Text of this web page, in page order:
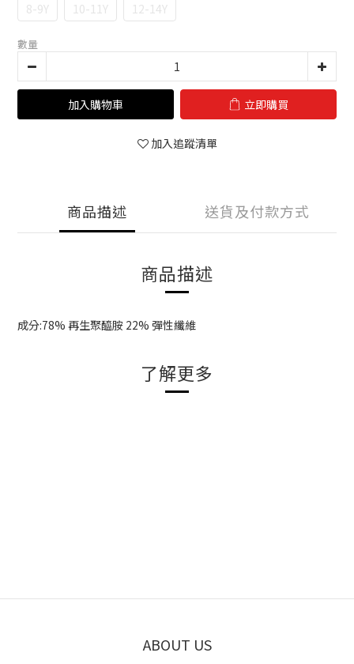
8-9Y
10-11Y 12-14Y
數量
加入購物車 立即購買
加入追蹤清單
商品描述 送貨及付款方式
商品描述
成分:78% 再生聚醯胺 22% 彈性纖維
了解更多
ABOUT US